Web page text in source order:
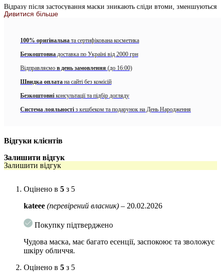
Відразу після застосування маски зникають сліди втоми, зменшуються
почервоніння та подразнення, підвищується рівень зволоженості
Основні компоненти:
Екстракт морсього полинуз архіпелагу Геомундо багатий
на вітамини А, B, бета-каротин, знімає свербіж, зменшує
активність сальних залоз, надає бактерицидний та
заспокійливий ефект.
зволожує, заспокоює шкіру при подразненнях, розсмоктує
Мадекасосид
Зволожують шкіру, сприяють загоєнню подразнень
Спосіб застосування:Очистіть шкіру. Відкрийте упаковку, нанесіть
маску на обличчя та залиште на 10 хвилин. Зніміть маску, а есенцію,
що залишилася, вбийте у шкіру подушечками пальців.
Об’єм:25 мл
Дивитися більше
100% оригінальна та сертифікована косметика
Безкоштовна доставка по Україні від 2000 грн
Відправляємо в день замовлення (до 16:00)
Швидка оплата на сайті без комісій
Безкоштовні консультації та підбір догляду
Система лояльності з кешбеком та подарунок на День Народження
Відгуки клієнтів
Залишити відгук
Залишити відгук
Оцінено в 5 з 5
kateee (перевірений власник) – 20.02.2026
Покупку підтверджено
Чудова маска, має багато есенції, заспокоює та зволожує
шкіру обличчя.
Оцінено в 5 з 5